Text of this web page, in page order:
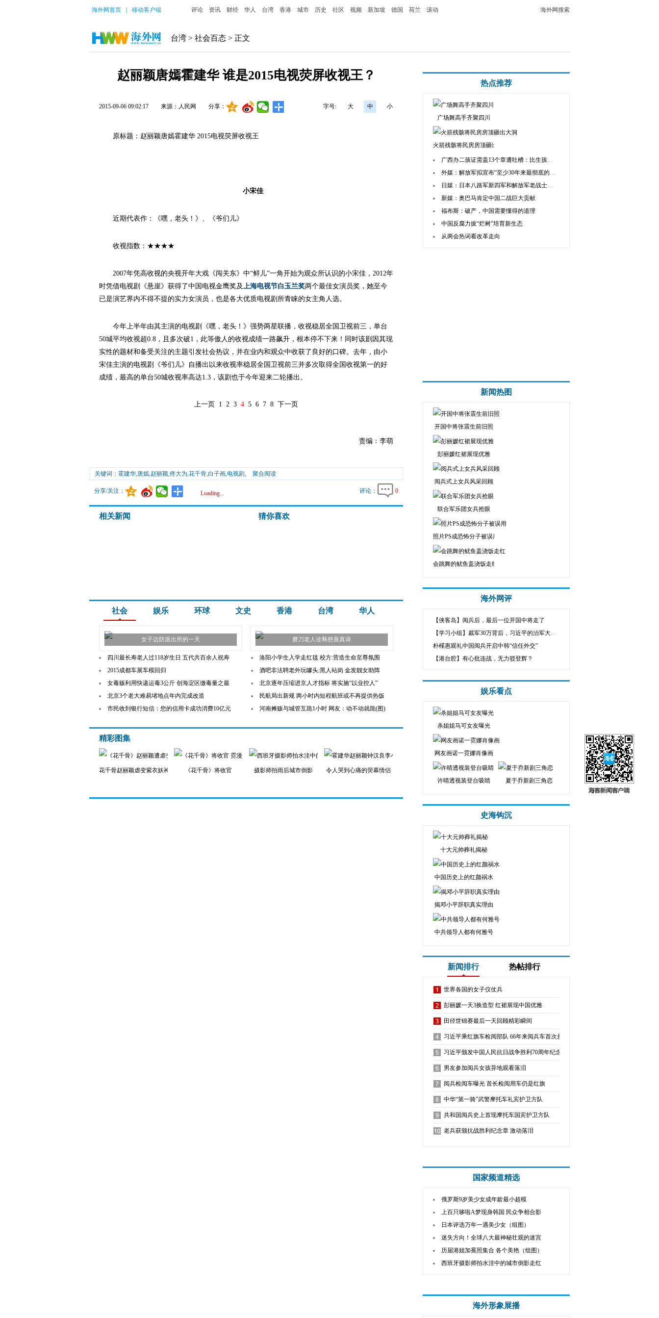
海外网搜索
海外网首页 移动客户端 评论 资讯 财经 华人 台湾 香港 城市 历史 社区 视频 新加坡 德国 荷兰 滚动
台湾 > 社会百态 > 正文
赵丽颖唐嫣霍建华 谁是2015电视荧屏收视王？
2015-09-06 09:02:17 来源：人民网 分享： 字号: 大 中 小
原标题：赵丽颖唐嫣霍建华 2015电视荧屏收视王
小宋佳
近期代表作：《嘿，老头！》、《爷们儿》
收视指数：★★★★
2007年凭高收视的央视开年大戏《闯关东》中“鲜儿”一角开始为观众所认识的小宋佳，2012年
时凭借电视剧《悬崖》获得了中国电视金鹰奖及上海电视节白玉兰奖两个最佳女演员奖，她至今
已是演艺界内不得不提的实力女演员，也是各大优质电视剧所青睐的女主角人选。
今年上半年由其主演的电视剧《嘿，老头！》强势两星联播，收视稳居全国卫视前三，单台
50城平均收视超0.8，且多次破1，此等傲人的收视成绩一路飙升，根本停不下来！同时该剧因其现
实性的题材和备受关注的主题引发社会热议，并在业内和观众中收获了良好的口碑。去年，由小
宋佳主演的电视剧《爷们儿》自播出以来收视率稳居全国卫视前三并多次取得全国收视第一的好
成绩，最高的单台50城收视率高达1.3，该剧也于今年迎来二轮播出。
上一页 1 2 3 4 5 6 7 8 下一页
责编：李萌
关键词：霍建华,唐嫣,赵丽颖,佟大为,花千骨,白子画,电视剧, 聚合阅读
分享/关注： Loading... 评论： 0
相关新闻 猜你喜欢
社会 娱乐 环球 文史 香港 台湾 华人
女子边防派出所的一天 磨刀老人诠释慈善真谛
四川最长寿老人过118岁生日 五代共百余人祝寿
2015成都车展车模回归
女毒贩利用快递运毒3公斤 创海淀区缴毒量之最
北京3个老大难易堵地点年内完成改造
市民收到银行短信：您的信用卡成功消费10亿元
洛阳小学生入学走红毯 校方:营造生命至尊氛围
酒吧非法聘老外玩噱头:黑人站岗 金发靓女助阵
北京逐年压缩进京人才指标 将实施“以业控人”
民航局出新规 两小时内短程航班或不再提供热饭
河南摊贩与城管互跪1小时 网友：动不动就跪(图)
精彩图集
花千骨赵丽颖虐变紫衣妖神 《花千骨》将收官 摄影师拍雨后城市倒影 令人哭到心痛的荧幕情侣
热点推荐
广场舞高手齐聚四川
火箭残骸将民房房顶砸出大洞
广西办二孩证需盖13个章遭吐槽：比生孩子都难
外媒：解放军拟宣布“至少30年来最彻底的改革”
日媒：日本八路军新四军和解放军老战士代表团抵京
新媒：奥巴马肯定中国二战巨大贡献
福布斯：破产，中国需要懂得的道理
中国反腐力拔“烂树”培育新生态
从两会热词看改革走向
新闻热图
开国中将张震生前旧照
彭丽媛红裙展现优雅
阅兵式上女兵风采回顾
联合军乐团女兵抢眼
照片PS成恐怖分子被误用
会跳舞的鱿鱼盖浇饭走红
海外网评
【侠客岛】阅兵后，最后一位开国中将走了
【学习小组】裁军30万背后，习近平的治军大思路
朴槿惠观礼中国阅兵开启中韩“信任外交”
【港台腔】有心批连战，无力驳登辉？
娱乐看点
杀姐姐马可女友曝光
网友画诺一霓娜肖像画
许晴透视装登台吸睛 夏于乔新剧三角恋
史海钩沉
十大元帅葬礼揭秘
中国历史上的红颜祸水
揭邓小平辞职真实理由
中共领导人都有何雅号
新闻排行 热帖排行
世界各国的女子仪仗兵
彭丽媛一天3换造型 红裙展现中国优雅
田径世锦赛最后一天回顾精彩瞬间
习近平颁发中国人民抗日战争胜利70周年纪念章
男友参加阅兵女孩异地观看落泪
阅兵检阅车曝光 首长检阅用车仍是红旗
中华“第一骑”武警摩托车礼宾护卫方队
共和国阅兵史上首现摩托车国宾护卫方队
老兵获颁抗战胜利纪念章 激动落泪
国家频道精选
俄罗斯9岁美少女成年龄最小超模
上百只哆啦A梦现身韩国 民众争相合影
日本评选万年一遇美少女（组图）
迷失方向！全球八大最神秘壮观的迷宫
历届港姐加冕照集合 各个美艳（组图）
西班牙摄影师拍水洼中的城市倒影走红
海外形象展播